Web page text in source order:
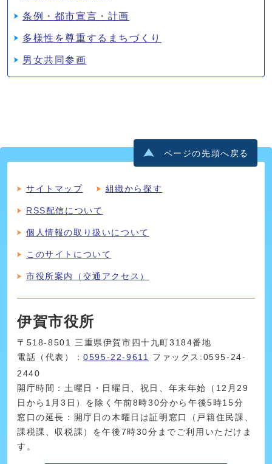
条例・都市宣言・計画
多様性を尊重するまちづくり
男女共同参画
ページの先頭へ戻る
サイトマップ 組織から探す
RSS配信について
個人情報の取り扱いについて
このサイトについて
市役所案内（交通アクセス）
伊賀市役所
〒518-8501 三重県伊賀市四十九町3184番地
電話（代表）：0595-22-9611
ファックス:0595-24-
2440
開庁時間：土曜日・日曜日、祝日、年末年始（12月29
日から1月3日）を除く午前8時30分から午後5時15分
窓口の延長：開庁日の木曜日は証明窓口（戸籍住民課、
課税課、収税課）を午後7時30分までご利用いただけま
す。